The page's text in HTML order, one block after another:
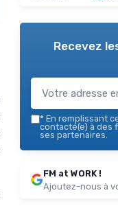
Recevez
* En remplissant
contacté(e) à des
ses partenaires.
FM at WORK !
Ajoutez-nous à